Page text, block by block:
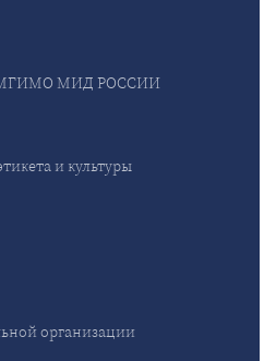
МГИМО МИД РОССИИ
и культуры
организации